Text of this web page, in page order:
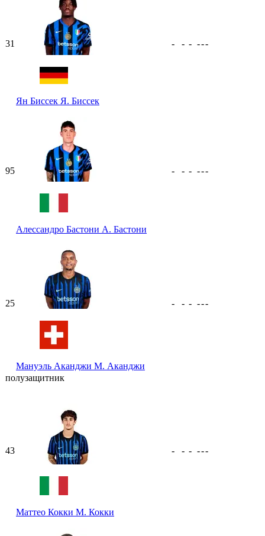
31
Ян Биссек Я. Биссек
- - - ---
95
Алессандро Бастони А. Бастони
- - - ---
25
Мануэль Аканджи М. Аканджи
- - - ---
полузащитник
43
Маттео Кокки М. Кокки
- - - ---